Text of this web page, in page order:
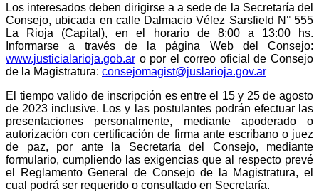
Los interesados deben dirigirse a a sede de la Secretaría del
Consejo, ubicada en calle Dalmacio Vélez Sarsfield N° 555
La Rioja (Capital), en el horario de 8:00 a 13:00 hs.
Informarse a través de la página Web del Consejo:
www.justicialarioja.gob.ar o por el correo oficial de Consejo
de la Magistratura: consejomagist@juslarioja.gov.ar
El tiempo valido de inscripción es entre el 15 y 25 de agosto
de 2023 inclusive. Los y las postulantes podrán efectuar las
presentaciones personalmente, mediante apoderado o
autorización con certificación de firma ante escribano o juez
de paz, por ante la Secretaría del Consejo, mediante
formulario, cumpliendo las exigencias que al respecto prevé
el Reglamento General de Consejo de la Magistratura, el
cual podrá ser requerido o consultado en Secretaría.